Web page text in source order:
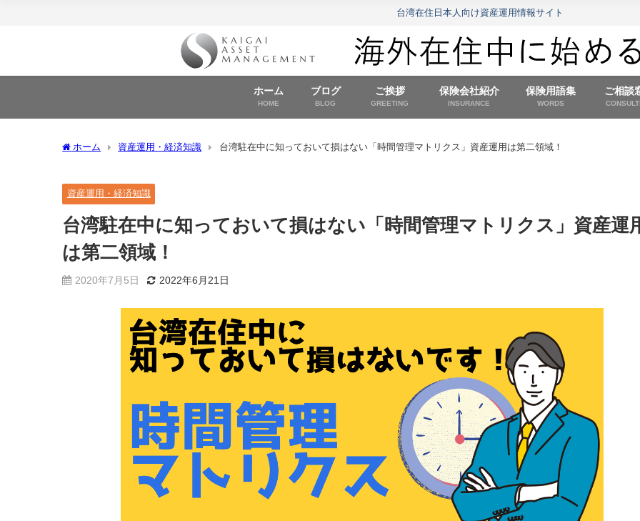
台湾在住日本人向け資産運用情報サイト
ホーム
HOME
ブログ
BLOG
ご挨拶
GREETING
保険会社紹介
INSURANCE
保険用語集
WORDS
ご相談
ホーム 資産運用・経済知識 台湾駐在中に知っておいて損はない「時間管理マトリクス」資産運用は第二領域！
資産運用・経済知識
台湾駐在中に知っておいて損はない「時間管理マトリクス」資産運
は第二領域！
2020年7月5日 2022年6月21日